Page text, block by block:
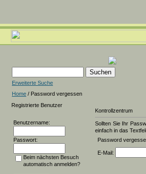
Erweiterte Suche
Home / Password vergessen
Registrierte Benutzer
Benutzername:
Passwort:
Beim nächsten Besuch
automatisch anmelden?
Kontrollzentrum
Sollten Sie Ihr
einfach in das
Password
E-Mail: